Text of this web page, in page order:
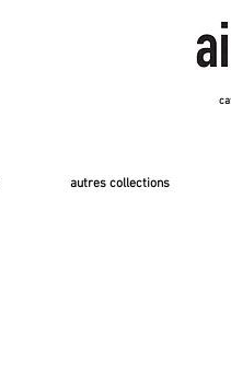
autres collections